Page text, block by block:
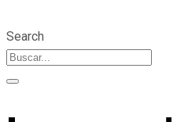
Search